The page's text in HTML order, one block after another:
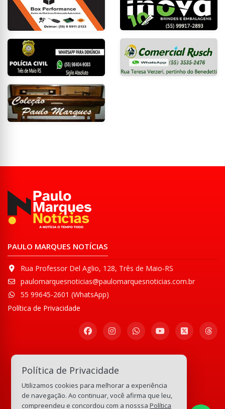
PAULO MARQUES NOTÍCIAS
Rua Professor Del Aglio, 128, Três de Maio-RS
paulomarquesnoticias@paulomarquesnoticias.com.br
55 99645-2601 (WhatsApp)
Política de Privacidade
Comunidade WhatsApp
133.134.805visitas
Política de Privacidade
Utilizamos cookies para melhorar a experiência
de navegação. Ao continuar, você afirma que leu,
compreendeu e concordou com a nosssa Política